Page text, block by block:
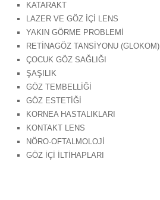
KATARAKT
LAZER VE GÖZ İÇİ LENS
YAKIN GÖRME PROBLEMİ
RETİNAGÖZ TANSİYONU (GLOKOM)
ÇOCUK GÖZ SAĞLIĞI
ŞAŞILIK
GÖZ TEMBELLİĞİ
GÖZ ESTETİĞİ
KORNEA HASTALIKLARI
KONTAKT LENS
NÖRO-OFTALMOLOJİ
GÖZ İÇİ İLTİHAPLARI